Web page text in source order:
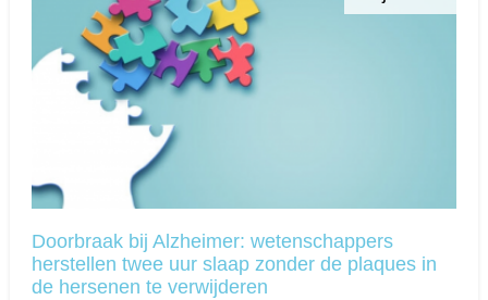
Doorbraak bij Alzheimer: wetenschappers
herstellen twee uur slaap zonder de plaques in
de hersenen te verwijderen